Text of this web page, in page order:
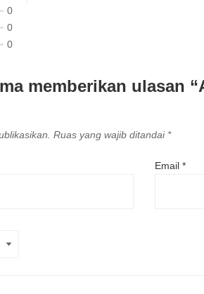
0
0
0
memberikan ulasan
Ruas yang wajib ditandai *
Email *